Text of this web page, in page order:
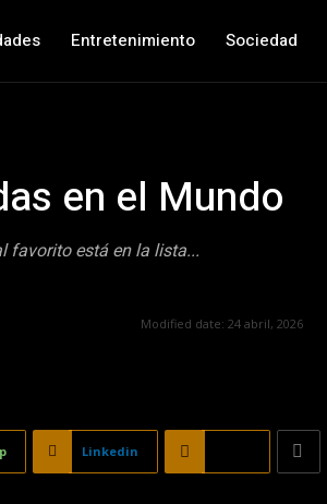
Entretenimiento Sociedad
en el Mundo
favorito está en la lista...
Modified date: 24 abril, 2026
Linkedin